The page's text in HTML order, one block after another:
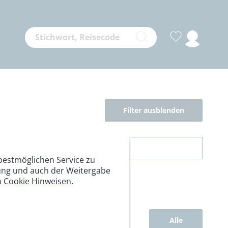
Filter ausblenden
Alle
Service zu
und auch der Weitergabe
Cookie Hinweisen.